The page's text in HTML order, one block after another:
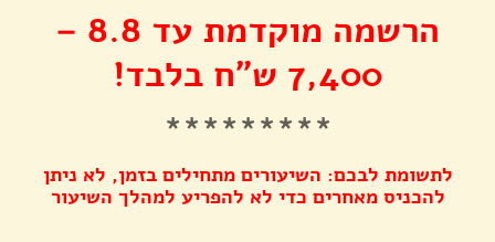
הרשמה מוקדמת עד 8.8 –
7,400 ש״ח בלבד!
*********
לתשומת לבכם: השיעורים מתחילים בזמן, לא ניתן
להכניס מאחרים כדי לא להפריע למהלך השיעור